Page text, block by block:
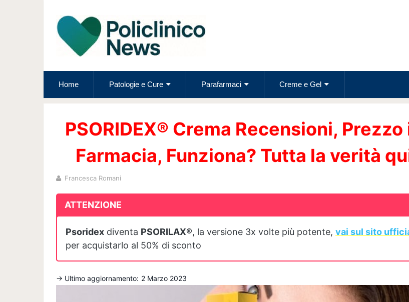
Home Patologie e Cure Parafarmaci Creme e Gel
PSORIDEX® Crema Recensioni, Prezzo
Farmacia, Funziona? Tutta la verità
Francesca Romani
ATTENZIONE
Psoridex diventa PSORILAX®, la versione 3x volte più potente, vai sul sito
per acquistarlo al 50% di sconto
→ Ultimo aggiornamento: 2 Marzo 2023